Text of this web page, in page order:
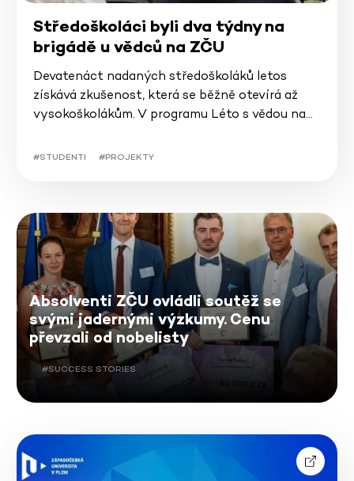
Středoškoláci byli dva týdny na
brigádě u vědců na ZČU
Devatenáct nadaných středoškoláků letos
získává zkušenost, která se běžně otevírá až
vysokoškolákům. V programu Léto s vědou na…
#STUDENTI #PROJEKTY
Absolventi ZČU ovládli soutěž se
svými jadernými výzkumy. Cenu
převzali od nobelisty
#SUCCESS STORIES